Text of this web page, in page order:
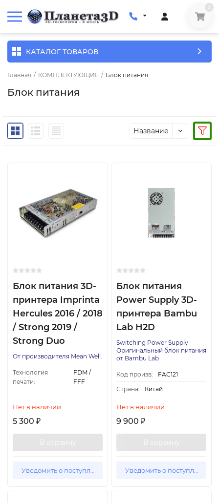
КАТАЛОГ ТОВАРОВ
Главная / КОМПЛЕКТУЮЩИЕ / Блок питания
Блок питания
Название
Блок питания 3D-
принтера Imprinta
Hercules 2016 / 2018
/ Strong 2019 /
Strong Duo
От производителя Mean Well.
Технология
печати:
FDM /
FFF
Нет в наличии
5 300 ₽
В корзину
Уведомить о поступлении
Блок питания
Power Supply 3D-
принтера Bambu
Lab H2D
Switching Power Supply
Оригинальный блок питания
от Bambu Lab
Код произв:
FAC121
Страна:
Китай
Нет в наличии
9 900 ₽
В корзину
Уведомить о поступлении